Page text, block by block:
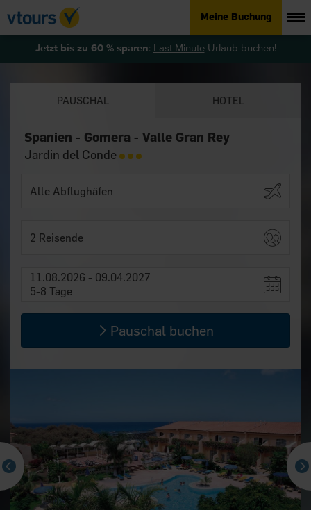
Meine Buchung
Jetzt bis zu 60 % sparen: Last MinuteUrlaub buchen!
PAUSCHAL HOTEL
Spanien - Gomera - Valle Gran Rey
Jardin del Conde
2 Reisende
11.08.2026 - 09.04.2027
5-8 Tage
Pauschal buchen